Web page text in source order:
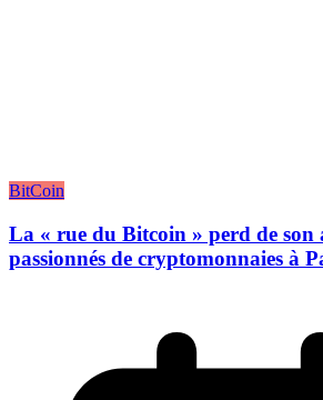
BitCoin
La « rue du Bitcoin » perd de
passionnés de cryptomonnaies à